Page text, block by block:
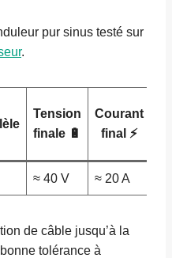
pur sinus testé sur
.
Tension
finale 🔋
Courant
final ⚡
≈ 40 V ≈ 20 A
de câble jusqu’à la
tolérance à